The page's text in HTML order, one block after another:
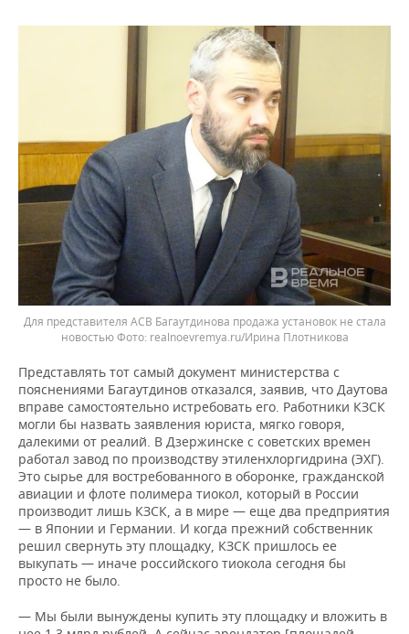
Для представителя АСВ Багаутдинова продажа установок не стала
новостью
realnoevremya.ru/Ирина Плотникова
Представлять тот самый документ министерства с
пояснениями Багаутдинов отказался, заявив, что Даутова
вправе самостоятельно истребовать его. Работники КЗСК
могли бы назвать заявления юриста, мягко говоря,
далекими от реалий. В Дзержинске с советских времен
работал завод по производству этиленхлоргидрина (ЭХГ).
Это сырье для востребованного в оборонке, гражданской
авиации и флоте полимера тиокол, который в России
производит лишь КЗСК, а в мире — еще два предприятия
— в Японии и Германии. И когда прежний собственник
решил свернуть эту площадку, КЗСК пришлось ее
выкупать — иначе российского тиокола сегодня бы
просто не было.
— Мы были вынуждены купить эту площадку и вложить в